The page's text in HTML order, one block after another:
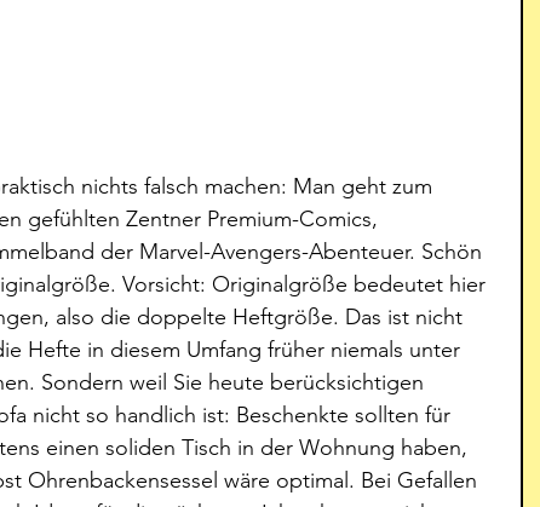
nichts falsch machen: Man geht zum
gefühlten Zentner Premium-Comics,
der Marvel-Avengers-Abenteuer. Schön
Vorsicht: Originalgröße bedeutet hier
also die doppelte Heftgröße. Das ist nicht
Hefte in diesem Umfang früher niemals unter
Sondern weil Sie heute berücksichtigen
nicht so handlich ist: Beschenkte sollten für
einen soliden Tisch in der Wohnung haben,
Ohrenbackensessel wäre optimal. Bei Gefallen